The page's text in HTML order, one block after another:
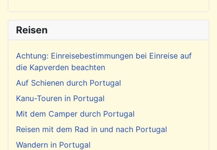
Reisen
Achtung: Einreisebestimmungen bei Einreise auf
die Kapverden beachten
Auf Schienen durch Portugal
Kanu-Touren in Portugal
Mit dem Camper durch Portugal
Reisen mit dem Rad in und nach Portugal
Wandern in Portugal